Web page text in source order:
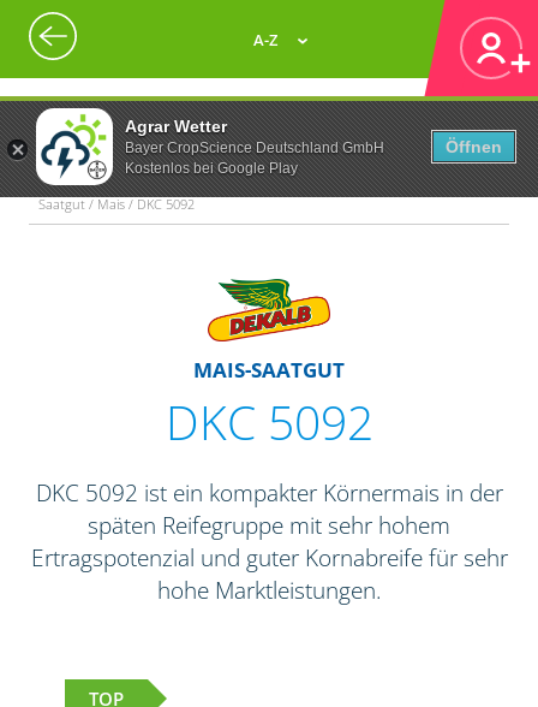
Agrar Wetter
Bayer CropScience Deutschland GmbH
Kostenlos bei Google Play
Öffnen
A-Z
Saatgut / Mais / DKC 5092
MAIS-SAATGUT
DKC 5092
DKC 5092 ist ein kompakter Körnermais in der
späten Reifegruppe mit sehr hohem
Ertragspotenzial und guter Kornabreife für sehr
hohe Marktleistungen.
TOP